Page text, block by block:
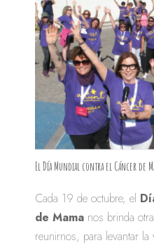
El Día Mundial contra el Cáncer de
Cada 19 de octubre, el
de Mama nos brinda
reunirnos, para levantar